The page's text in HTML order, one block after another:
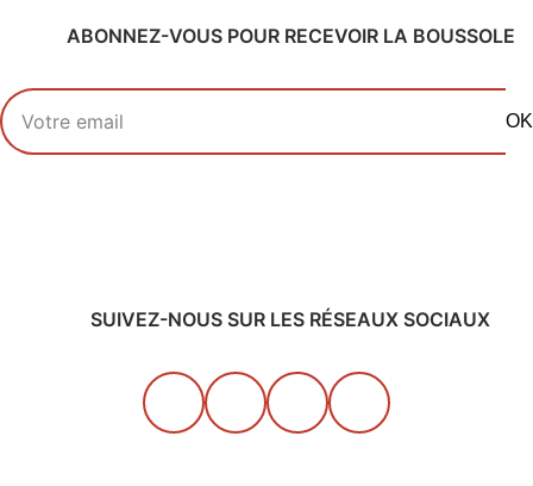
ABONNEZ-VOUS POUR RECEVOIR LA BOUSSOLE
Votre adresse email
OK
SUIVEZ-NOUS SUR LES RÉSEAUX SOCIAUX